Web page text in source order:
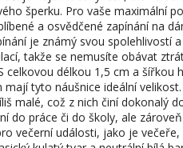
šperku. Pro vaše maximální
a osvědčené zapínání na
je známý svou spolehlivostí a
takže se nemusíte obávat
celkovou délkou 1,5 cm a šířkou
mají tyto náušnice ideální
malé, což z nich činí dokonalý
do práce či do školy, ale zároveň
večerní události, jako je večeře,